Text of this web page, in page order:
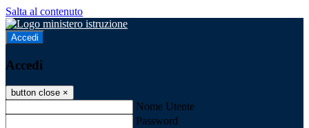
Salta al contenuto
Accedi
Accedi
button close ×
Nome Utente
Password